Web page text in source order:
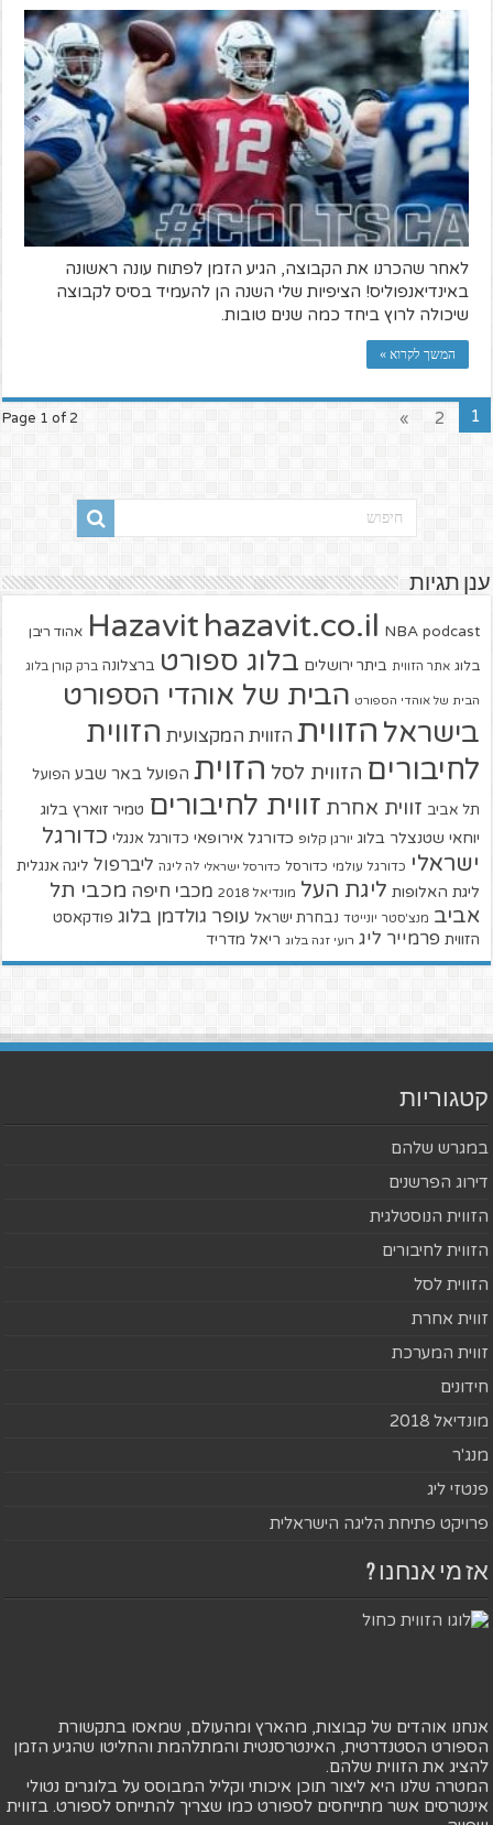
לאחר שהכרנו את הקבוצה, הגיע הזמן לפתוח עונה ראשונה
באינדיאנפוליס! הציפיות שלי השנה הן להעמיד בסיס לקבוצה
שיכולה לרוץ ביחד כמה שנים טובות.
המשך לקרוא »
Page 1 of 2 1
2
»
ענן תגיות
Hazavit hazavit.co.il NBA podcast אהוד ריבן
בלוג אתר הזווית ביתר ירושלים בלוג ספורט ברצלונה ברק קורן בלוג
הבית של אוהדי הספורט הבית של אוהדי הספורט
בישראל הזווית הזווית המקצועית הזווית
לחיבורים הזווית לסל הזוית הפועל באר שבע הפועל
תל אביב זווית אחרת זווית לחיבורים טמיר זוארץ בלוג
יוחאי שטנצלר בלוג יורגן קלופ כדורגל אירופאי כדורגל אנגלי כדורגל
ישראלי כדורגל עולמי כדורסל כדורסל ישראלי לה ליגה ליברפול ליגה אנגלית
ליגת האלופות ליגת העל מונדיאל 2018 מכבי חיפה מכבי תל
אביב מנצ'סטר יונייטד נבחרת ישראל עופר גולדמן בלוג פודקאסט
הזווית פרמייר ליג רועי זגה בלוג ריאל מדריד
קטגוריות
במגרש שלהם
דירוג הפרשנים
הזווית הנוסטלגית
הזווית לחיבורים
הזווית לסל
זווית אחרת
זווית המערכת
חידונים
מונדיאל 2018
מנג'ר
פנטזי ליג
פרויקט פתיחת הליגה הישראלית
אז מי אנחנו ?
אנחנו אוהדים של קבוצות, מהארץ ומהעולם, שמאסו בתקשורת
הספורט הסטנדרטית, האינטרסנטית והמתלהמת והחליטו שהגיע הזמן
להציג את הזווית שלהם.
המטרה שלנו היא ליצור תוכן איכותי וקליל המבוסס על בלוגרים נטולי
אינטרסים אשר מתייחסים לספורט כמו שצריך להתייחס לספורט. בזווית